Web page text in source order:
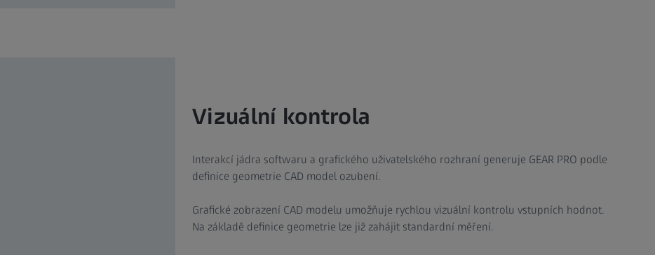
Vizuální kontrola
Interakcí jádra softwaru a grafického uživatelského rozhraní generuje GEAR PRO podle
definice geometrie CAD model ozubení.
Grafické zobrazení CAD modelu umožňuje rychlou vizuální kontrolu vstupních hodnot.
Na základě definice geometrie lze již zahájit standardní měření.